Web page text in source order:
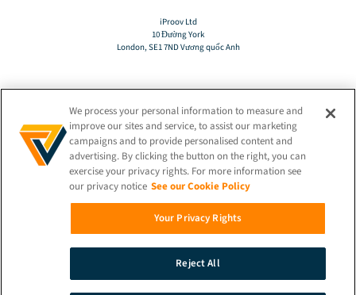
iProov Ltd
10 Đường York
London, SE1 7ND Vương quốc Anh
DỊCH
VI
GIỮ KẾT NỐI!
We process your personal information to measure and
improve our sites and service, to assist our marketing
campaigns and to provide personalised content and
advertising. By clicking the button on the right, you can
exercise your privacy rights. For more information see
our privacy notice See our Cookie Policy
Your Privacy Rights
Reject All